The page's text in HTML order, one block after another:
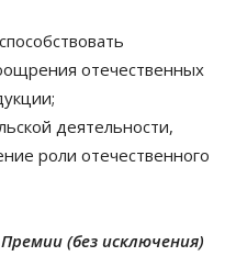
отечественных
деятельности,
роли отечественного
(без исключения)